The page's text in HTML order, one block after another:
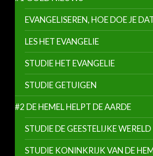
EVANGELISEREN, HOE DOE JE
LES HET EVANGELIE
STUDIE HET EVANGELIE
STUDIE GETUIGEN
#2 DE HEMEL HELPT DE AARDE
STUDIE DE GEESTELIJKE WERELD
STUDIE KONINKRIJK VAN DE